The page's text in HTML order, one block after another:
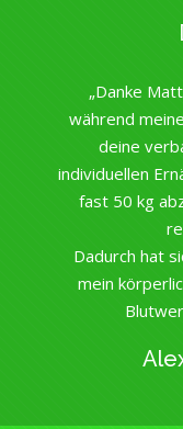
„Danke
während
deine
individuellen
fast 50 kg
Dadurch hat
mein